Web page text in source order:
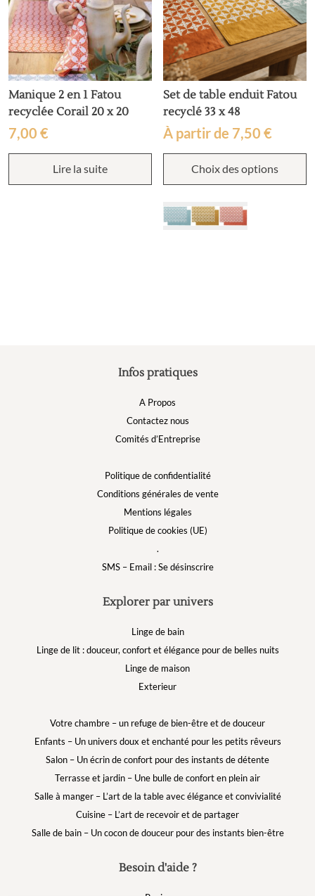
Manique 2 en 1 Fatou
recyclée Corail 20 x 20
7,00 €
Lire la suite
Set de table enduit Fatou
recyclé 33 x 48
À partir de 7,50€
Choix des options
a
Besoin d'aide ?
Infos pratiques
A Propos
Contactez nous
Comités d’Entreprise
Politique de confidentialité
Conditions générales de vente
Mentions légales
Politique de cookies (UE)
.
SMS – Email : Se désinscrire
Explorer par univers
Linge de bain
Linge de lit : douceur, confort et élégance pour de belles nuits
Linge de maison
Exterieur
Votre chambre – un refuge de bien-être et de douceur
Enfants – Un univers doux et enchanté pour les petits rêveurs
Salon – Un écrin de confort pour des instants de détente
Terrasse et jardin – Une bulle de confort en plein air
Salle à manger – L’art de la table avec élégance et convivialité
Cuisine – L’art de recevoir et de partager
Salle de bain – Un cocon de douceur pour des instants bien-être